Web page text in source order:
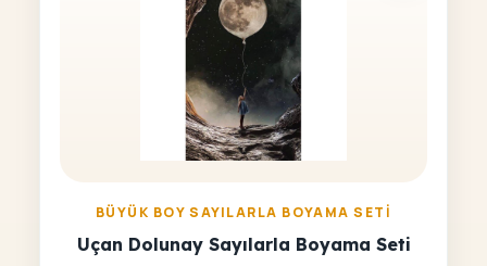
BÜYÜK BOY SAYILARLA BOYAMA SETI
Uçan Dolunay Sayılarla Boyama Seti